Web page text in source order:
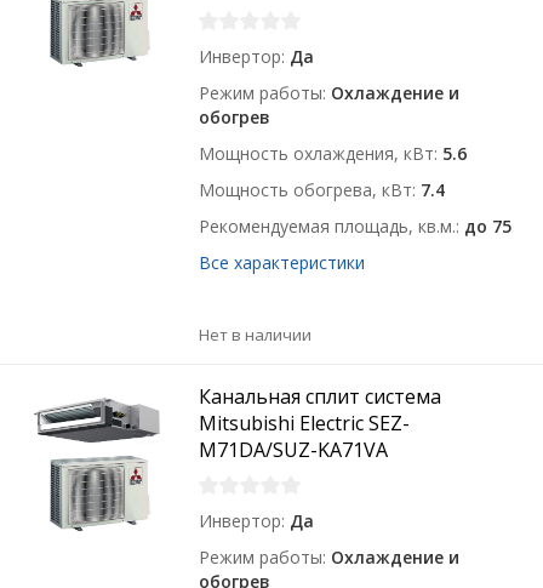
Инвертор Да
Режим работы Охлаждение и
обогрев
Мощность охлаждения, кВт 5.6
Мощность обогрева, кВт 7.4
Рекомендуемая площадь, кв.м. до 75
Все характеристики
Нет в наличии
Канальная сплит система
Mitsubishi Electric SEZ-
M71DA/SUZ-KA71VA
Инвертор Да
Режим работы Охлаждение и
обогрев